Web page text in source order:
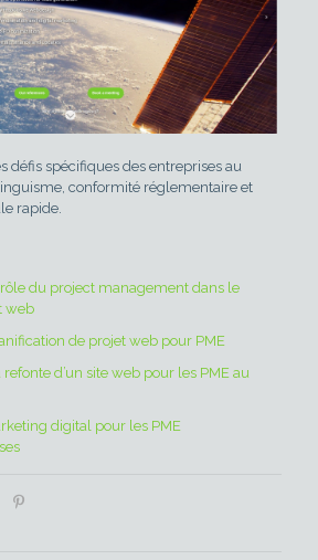
défis spécifiques des entreprises au
conformité réglementaire et
rapide.
du project management dans le
web
de projet web pour PME
d’un site web pour les PME au
digital pour les PME